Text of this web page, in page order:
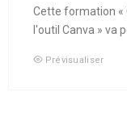
Cette formation «
l'outil Canva » va
Prévisualiser